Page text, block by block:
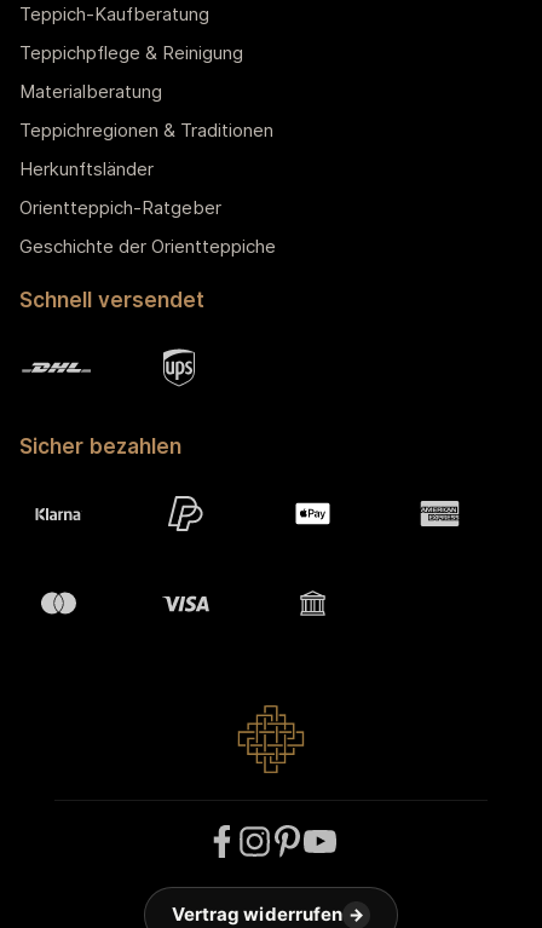
Teppich-Kaufberatung
Teppichpflege & Reinigung
Materialberatung
Teppichregionen & Traditionen
Herkunftsländer
Orientteppich-Ratgeber
Geschichte der Orientteppiche
Schnell versendet
Sicher bezahlen
Vertrag widerrufen →